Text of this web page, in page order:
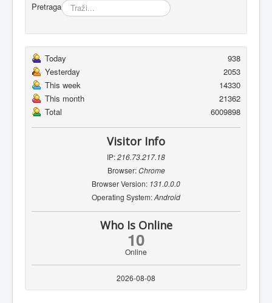
Pretraga
Today
938
Yesterday
2053
This week
14330
This month
21362
Total
6009898
Visitor Info
IP:216.73.217.18
Browser:Chrome
Browser Version: 131.0.0.0
Operating System:Android
Who Is Online
10
Online
2026-08-08